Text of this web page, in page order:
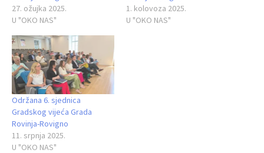
27. ožujka 2025.
U "OKO NAS"
1. kolovoza 2025.
U "OKO NAS"
Održana 6. sjednica
Gradskog vijeća Grada
Rovinja-Rovigno
11. srpnja 2025.
U "OKO NAS"